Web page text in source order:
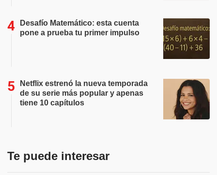
Desafío Matemático: esta cuenta
pone a prueba tu primer impulso
Netflix estrenó la nueva temporada
de su serie más popular y apenas
tiene 10 capítulos
Te puede interesar